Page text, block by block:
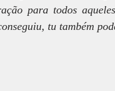
para todos
tu também